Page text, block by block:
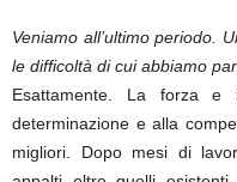
Veniamo all’ultimo periodo.
le difficoltà di cui abbiamo
Esattamente. La forza
determinazione e alla
migliori. Dopo mesi di